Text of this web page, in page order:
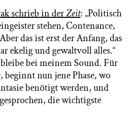
schrieb in derZeit: „Politisch
stehen, Contenance,
das ist erst der Anfang, das
ekelig und gewaltvoll alles.“
bei meinem Sound. Für
nun jene Phase, wo
benötigt werden, und
die wichtigste